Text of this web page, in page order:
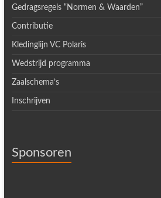
Gedragsregels “Normen & Waarden”
Contributie
Kledinglijn VC Polaris
Wedstrijd programma
Zaalschema’s
Inschrijven
Sponsoren